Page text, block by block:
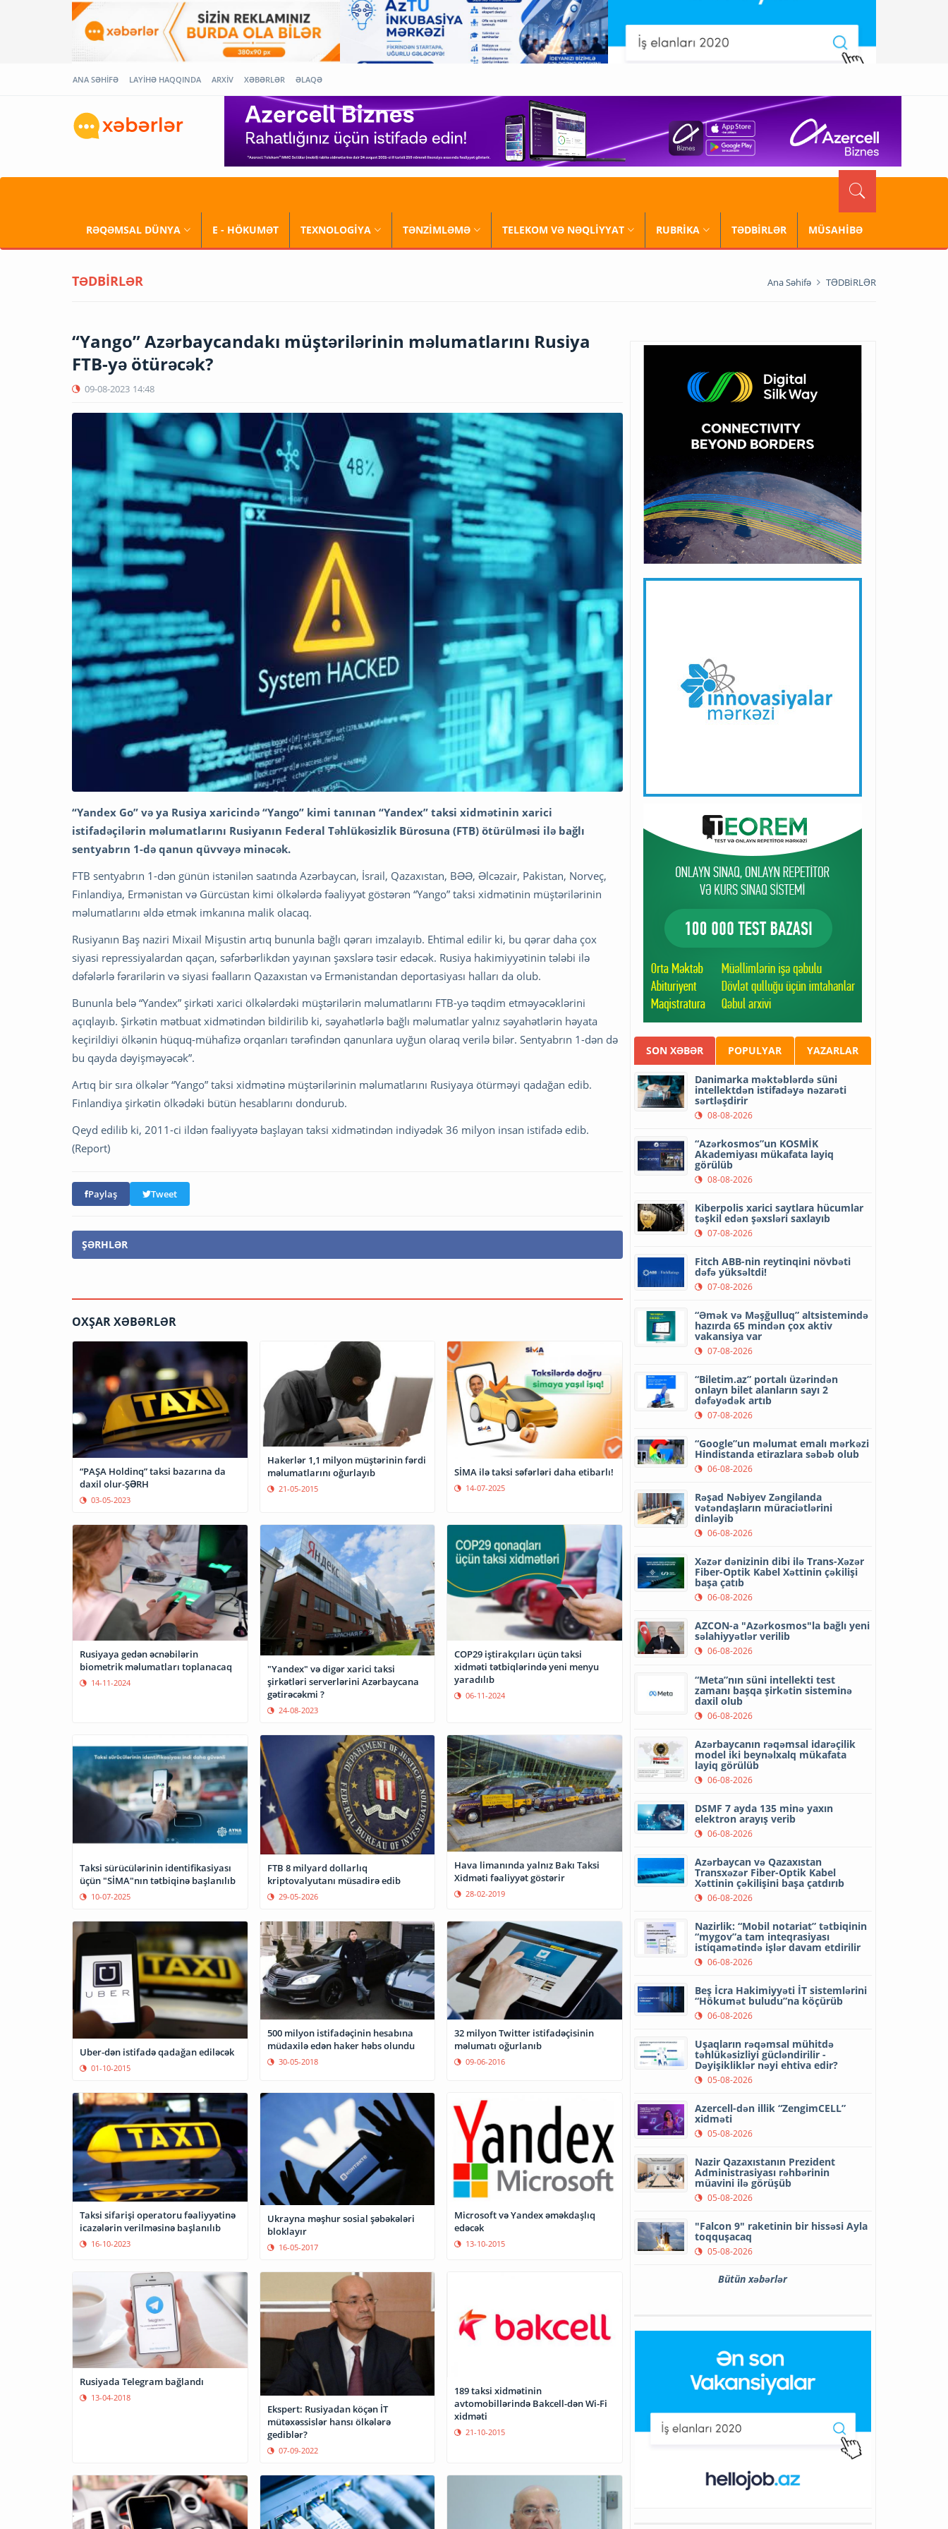
ANA SƏHİFƏ LAYİHƏ HAQQINDA ARXİV XƏBƏRLƏR ƏLAQƏ
RƏQƏMSAL DÜNYA E - HÖKUMƏT TEXNOLOGİYA TƏNZİMLƏMƏ TELEKOM VƏ NƏQLİYYAT RUBRİKA TƏDBİRLƏR MÜSAHİBƏ
TƏDBİRLƏR Ana Səhifə TƏDBİRLƏR
“Yango” Azərbaycandakı müştərilərinin məlumatlarını Rusiya
FTB-yə ötürəcək?
09-08-2023 14:48
“Yandex Go” və ya Rusiya xaricində “Yango” kimi tanınan “Yandex” taksi xidmətinin xarici
istifadəçilərin məlumatlarını Rusiyanın Federal Təhlükəsizlik Bürosuna (FTB) ötürülməsi ilə bağlı
sentyabrın 1-də qanun qüvvəyə minəcək.
FTB sentyabrın 1-dən günün istənilən saatında Azərbaycan, İsrail, Qazaxıstan, BƏƏ, Əlcəzair, Pakistan, Norveç,
Finlandiya, Ermənistan və Gürcüstan kimi ölkələrdə fəaliyyət göstərən “Yango” taksi xidmətinin müştərilərinin
məlumatlarını əldə etmək imkanına malik olacaq.
Rusiyanın Baş naziri Mixail Mişustin artıq bununla bağlı qərarı imzalayıb. Ehtimal edilir ki, bu qərar daha çox
siyasi repressiyalardan qaçan, səfərbərlikdən yayınan şəxslərə təsir edəcək. Rusiya hakimiyyətinin tələbi ilə
dəfələrlə fərarilərin və siyasi fəalların Qazaxıstan və Ermənistandan deportasiyası halları da olub.
Bununla belə “Yandex” şirkəti xarici ölkələrdəki müştərilərin məlumatlarını FTB-yə təqdim etməyəcəklərini
açıqlayıb. Şirkətin mətbuat xidmətindən bildirilib ki, səyahətlərlə bağlı məlumatlar yalnız səyahətlərin həyata
keçirildiyi ölkənin hüquq-mühafizə orqanları tərəfindən qanunlara uyğun olaraq verilə bilər. Sentyabrın 1-dən də
bu qayda dəyişməyəcək”.
Artıq bir sıra ölkələr “Yango” taksi xidmətinə müştərilərinin məlumatlarını Rusiyaya ötürməyi qadağan edib.
Finlandiya şirkətin ölkədəki bütün hesablarını dondurub.
Qeyd edilib ki, 2011-ci ildən fəaliyyətə başlayan taksi xidmətindən indiyədək 36 milyon insan istifadə edib.
(Report)
Paylaş Tweet
ŞƏRHLƏR
OXŞAR XƏBƏRLƏR
“PAŞA Holdinq” taksi bazarına da
daxil olur-ŞƏRH
03-05-2023
Hakerlər 1,1 milyon müştərinin fərdi
məlumatlarını oğurlayıb
21-05-2015
SİMA ilə taksi səfərləri daha etibarlı!
14-07-2025
Rusiyaya gedən əcnəbilərin
biometrik məlumatları toplanacaq
14-11-2024
"Yandex" və digər xarici taksi
şirkətləri serverlərini Azərbaycana
gətirəcəkmi ?
24-08-2023
COP29 iştirakçıları üçün taksi
xidməti tətbiqlərində yeni menyu
yaradılıb
06-11-2024
Taksi sürücülərinin identifikasiyası
üçün "SİMA"nın tətbiqinə başlanılıb
10-07-2025
FTB 8 milyard dollarlıq
kriptovalyutanı müsadirə edib
29-05-2026
Hava limanında yalnız Bakı Taksi
Xidməti fəaliyyət göstərir
28-02-2019
Uber-dən istifadə qadağan ediləcək
01-10-2015
500 milyon istifadəçinin hesabına
müdaxilə edən haker həbs olundu
30-05-2018
32 milyon Twitter istifadəçisinin
məlumatı oğurlanıb
09-06-2016
Taksi sifarişi operatoru fəaliyyətinə
icazələrin verilməsinə başlanılıb
16-10-2023
Ukrayna məşhur sosial şəbəkələri
bloklayır
16-05-2017
Microsoft və Yandex əməkdaşlıq
edəcək
13-10-2015
Rusiyada Telegram bağlandı
13-04-2018
Ekspert: Rusiyadan köçən İT
mütəxəssislər hansı ölkələrə
gediblər?
07-09-2022
189 taksi xidmətinin
avtomobillərində Bakcell-dən Wi-Fi
xidməti
21-10-2015
SON XƏBƏR POPULYAR YAZARLAR
Danimarka məktəblərdə süni
intellektdən istifadəyə nəzarəti
sərtləşdirir
08-08-2026
“Azərkosmos”un KOSMİK
Akademiyası mükafata layiq
görülüb
08-08-2026
Kiberpolis xarici saytlara hücumlar
təşkil edən şəxsləri saxlayıb
07-08-2026
Fitch ABB-nin reytinqini növbəti
dəfə yüksəltdi!
07-08-2026
“Əmək və Məşğulluq” altsistemində
hazırda 65 mindən çox aktiv
vakansiya var
07-08-2026
“Biletim.az” portalı üzərindən
onlayn bilet alanların sayı 2
dəfəyədək artıb
07-08-2026
“Google”un məlumat emalı mərkəzi
Hindistanda etirazlara səbəb olub
06-08-2026
Rəşad Nəbiyev Zəngilanda
vətəndaşların müraciətlərini
dinləyib
06-08-2026
Xəzər dənizinin dibi ilə Trans-Xəzər
Fiber-Optik Kabel Xəttinin çəkilişi
başa çatıb
06-08-2026
AZCON-a "Azərkosmos"la bağlı yeni
səlahiyyətlər verilib
06-08-2026
“Meta”nın süni intellekti test
zamanı başqa şirkətin sisteminə
daxil olub
06-08-2026
Azərbaycanın rəqəmsal idarəçilik
model iki beynəlxalq mükafata
layiq görülüb
06-08-2026
DSMF 7 ayda 135 minə yaxın
elektron arayış verib
06-08-2026
Azərbaycan və Qazaxıstan
Transxəzər Fiber-Optik Kabel
Xəttinin çəkilişini başa çatdırıb
06-08-2026
Nazirlik: “Mobil notariat” tətbiqinin
“mygov”a tam inteqrasiyası
istiqamətində işlər davam etdirilir
06-08-2026
Beş İcra Hakimiyyəti İT sistemlərini
“Hökumət buludu”na köçürüb
06-08-2026
Uşaqların rəqəmsal mühitdə
təhlükəsizliyi gücləndirilir -
Dəyişikliklər nəyi ehtiva edir?
05-08-2026
Azercell-dən illik “ZengimCELL”
xidməti
05-08-2026
Nazir Qazaxıstanın Prezident
Administrasiyası rəhbərinin
müavini ilə görüşüb
05-08-2026
"Falcon 9" raketinin bir hissəsi Ayla
toqquşacaq
05-08-2026
Bütün xəbərlər